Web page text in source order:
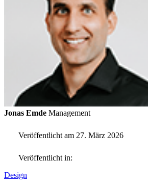
Jonas Emde Management
Veröffentlicht am 27. März 2026
Veröffentlicht in:
Design